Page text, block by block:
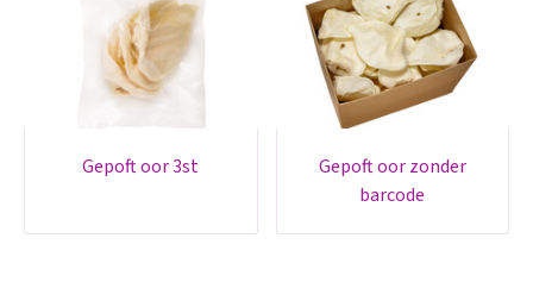
gepoft oor 3st
gepoft oor zonder
barcode